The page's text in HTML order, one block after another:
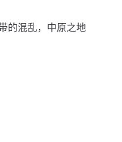
的混乱，中原之地